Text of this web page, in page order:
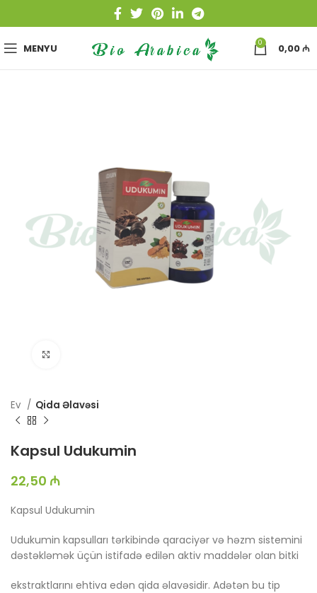
MENYU 0 0,00₼
Ev Qida Əlavəsi
Kapsul Udukumin
22,50 ₼
Kapsul Udukumin
Udukumin kapsulları tərkibində qaraciyər və həzm sistemini
dəstəkləmək üçün istifadə edilən aktiv maddələr olan bitki
ekstraktlarını ehtiva edən qida əlavəsidir. Adətən bu tip